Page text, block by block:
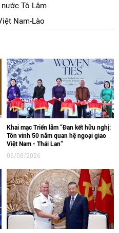
Tô Lâm
Nam-Lào
Khai mạc Triển lãm “Đan kết hữu nghị:
Tôn vinh 50 năm quan hệ ngoại giao
Việt Nam - Thái Lan“
06/08/2026